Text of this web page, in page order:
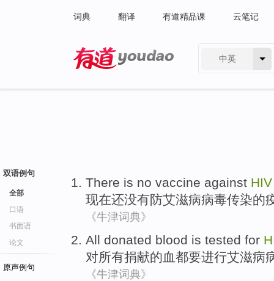
词典 翻译 有道精品课 云笔记
中英
双语例句
全部
口语
书面语
论文
原声例句
There is no vaccine against HIV
现在还没有防艾滋病病毒传染的
《牛津词典》
All donated blood is tested for
对所有捐献的血都要进行艾滋病
《牛津词典》